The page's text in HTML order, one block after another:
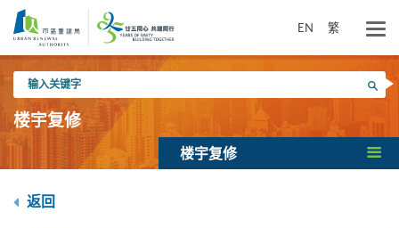
内
EN 繁
入
关
键
搜寻
楼宇复修
楼宇复修
返回